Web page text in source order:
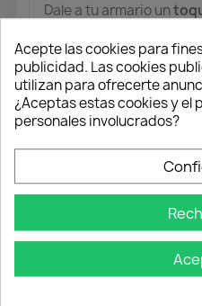
Dale a tu armario un
uniones limpias y
Longitud:2 metros
Compatibilidad:
, en crudo listo
puertas
garantiza un montaje
estética profesional.
Acepte las cookies para
publicidad. Las cookies
utilizan para ofrecerte
¿Aceptas estas cookies y el
personales involucrados?